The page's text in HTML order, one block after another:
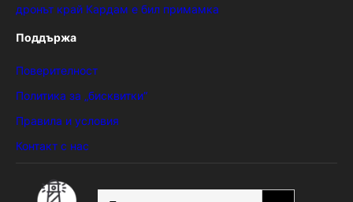
дронът край Кардам е бил примамка
Поддържа
Поверителност
Политика за „бисквитки“
Правила и условия
Контакт с нас